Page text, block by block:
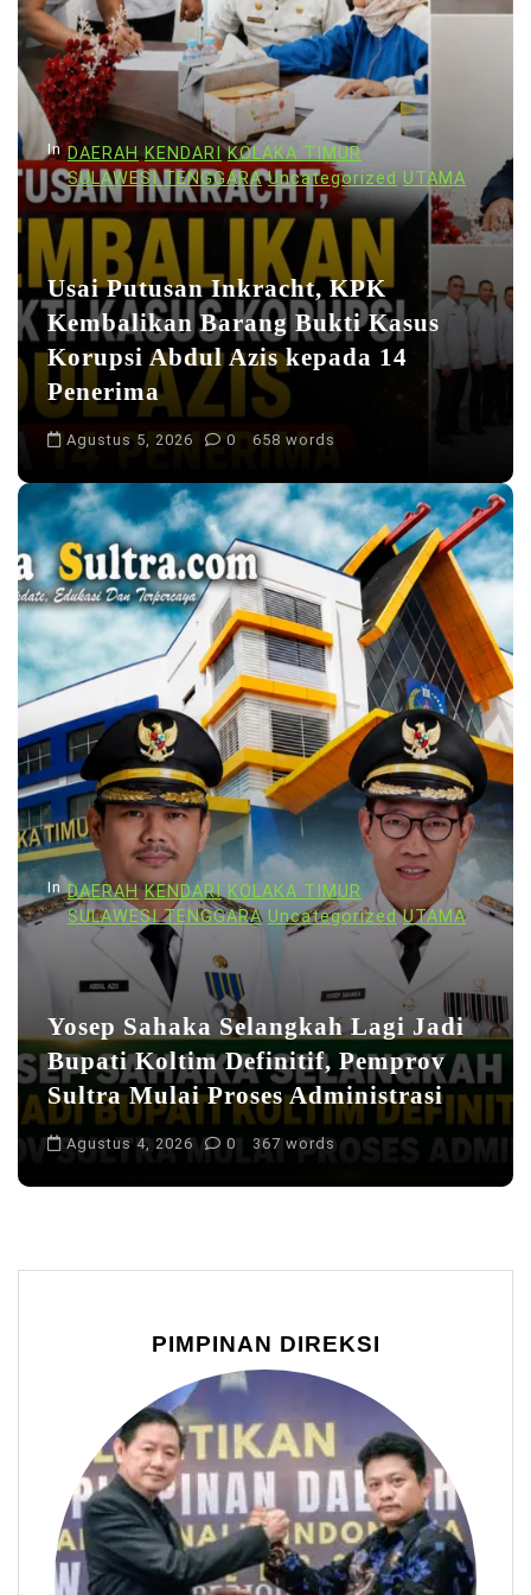
p
o
s
In DAERAH KENDARI
KOLAKA TIMUR
SULAWESI TENGGARA Uncategorized UTAMA
Usai Putusan Inkracht, KPK
Kembalikan Barang Bukti Kasus
Korupsi Abdul Azis kepada 14
Penerima
Agustus 5, 2026 0 658 words
In DAERAH KENDARI KOLAKA TIMUR
SULAWESI TENGGARA Uncategorized UTAMA
Yosep Sahaka Selangkah Lagi Jadi
Bupati Koltim Definitif, Pemprov
Sultra Mulai Proses Administrasi
Agustus 4, 2026 0 367 words
PIMPINAN DIREKSI